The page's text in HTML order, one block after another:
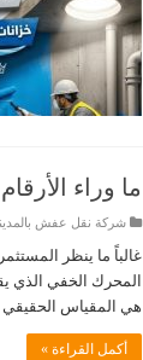
ما وراء
شركة نقل عفش
غالباً ما ينظر
المحرك الخفي الذي
هي المقياس
أكمل القراءة »